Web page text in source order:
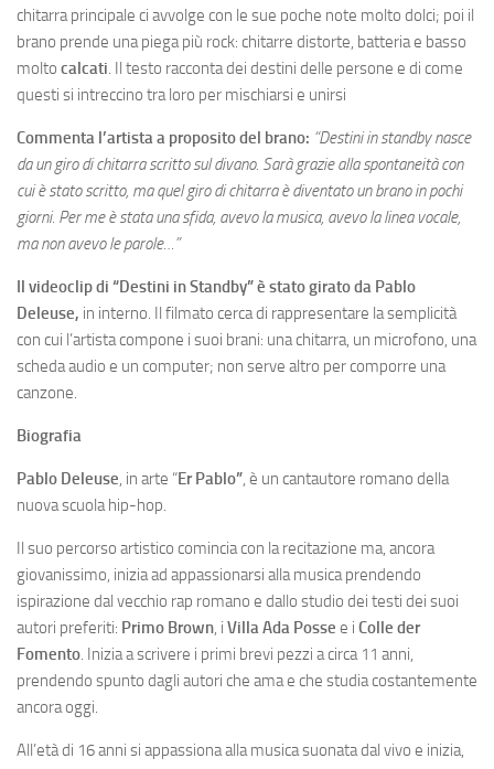
chitarra principale ci avvolge con le sue poche note molto dolci; poi il
brano prende una piega più rock: chitarre distorte, batteria e basso
molto calcati. Il testo racconta dei destini delle persone e di come
questi si intreccino tra loro per mischiarsi e unirsi
Commenta l’artista a proposito del brano: “Destini in standby nasce
da un giro di chitarra scritto sul divano. Sarà grazie alla spontaneità con
cui è stato scritto, ma quel giro di chitarra è diventato un brano in pochi
giorni. Per me è stata una sfida, avevo la musica, avevo la linea vocale,
ma non avevo le parole…”
Il videoclip di “Destini in Standby” è stato girato da Pablo
Deleuse, in interno. Il filmato cerca di rappresentare la semplicità
con cui l’artista compone i suoi brani: una chitarra, un microfono, una
scheda audio e un computer; non serve altro per comporre una
canzone.
Biografia
Pablo Deleuse, in arte “Er Pablo”, è un cantautore romano della
nuova scuola hip-hop.
Il suo percorso artistico comincia con la recitazione ma, ancora
giovanissimo, inizia ad appassionarsi alla musica prendendo
ispirazione dal vecchio rap romano e dallo studio dei testi dei suoi
autori preferiti: Primo Brown, i Villa Ada Posse e i Colle der
Fomento. Inizia a scrivere i primi brevi pezzi a circa 11 anni,
prendendo spunto dagli autori che ama e che studia costantemente
ancora oggi.
All’età di 16 anni si appassiona alla musica suonata dal vivo e inizia,